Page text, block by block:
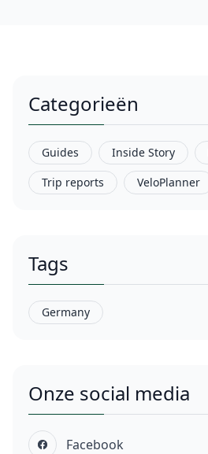
Categorieën
Guides Inside Story
Trip reports
VeloPlanner
Tags
Germany
Onze social media
Facebook